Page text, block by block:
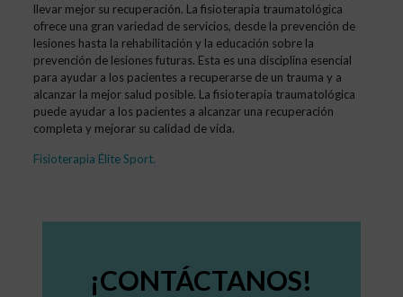
llevar mejor su recuperación. La fisioterapia traumatológica
ofrece una gran variedad de servicios, desde la prevención de
lesiones hasta la rehabilitación y la educación sobre la
prevención de lesiones futuras. Esta es una disciplina esencial
para ayudar a los pacientes a recuperarse de un trauma y a
alcanzar la mejor salud posible. La fisioterapia traumatológica
puede ayudar a los pacientes a alcanzar una recuperación
completa y mejorar su calidad de vida.
Fisioterapia Élite Sport.
¡CONTÁCTANOS!